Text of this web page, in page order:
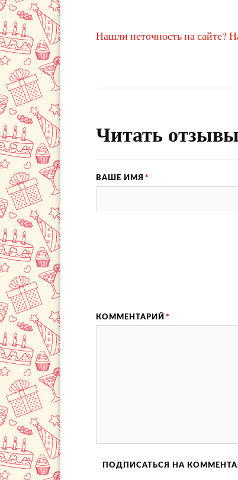
Нашли неточность на сайте?
Читать
ВАШЕ ИМЯ *
КОММЕНТАРИЙ *
ПОДПИСАТЬСЯ НА